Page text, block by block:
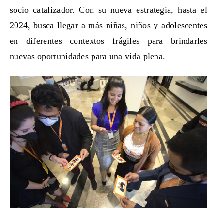
socio catalizador. Con su nueva estrategia, hasta el
2024, busca llegar a más niñas, niños y adolescentes
en diferentes contextos frágiles para brindarles
nuevas oportunidades para una vida plena.